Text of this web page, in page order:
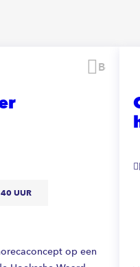
40 UUR
op een
Bewaren